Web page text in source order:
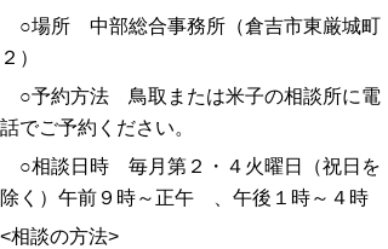
○場所 中部総合事務所（倉吉市東厳城町
２）
○予約方法 鳥取または米子の相談所に電
話でご予約ください。
○相談日時 毎月第２・４火曜日（祝日を
除く）午前９時～正午 、午後１時～４時
<相談の方法>